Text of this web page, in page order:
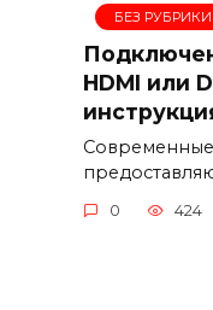
БЕЗ РУБРИКИ
HDMI или
0 424